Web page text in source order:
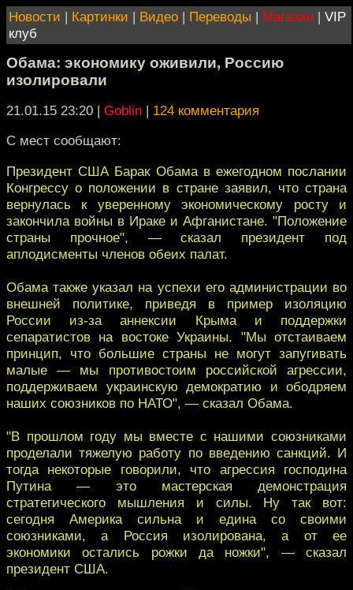
Новости | Картинки | Видео | Переводы | Магазин | VIP
клуб
Обама: экономику оживили, Россию
изолировали
21.01.15 23:20 | Goblin | 124 комментария
С мест сообщают:
Президент США Барак Обама в ежегодном послании
Конгрессу о положении в стране заявил, что страна
вернулась к уверенному экономическому росту и
закончила войны в Ираке и Афганистане. "Положение
страны прочное", — сказал президент под
аплодисменты членов обеих палат.
Обама также указал на успехи его администрации во
внешней политике, приведя в пример изоляцию
России из-за аннексии Крыма и поддержки
сепаратистов на востоке Украины. "Мы отстаиваем
принцип, что большие страны не могут запугивать
малые — мы противостоим российской агрессии,
поддерживаем украинскую демократию и ободряем
наших союзников по НАТО", — сказал Обама.
"В прошлом году мы вместе с нашими союзниками
проделали тяжелую работу по введению санкций. И
тогда некоторые говорили, что агрессия господина
Путина — это мастерская демонстрация
стратегического мышления и силы. Ну так вот:
сегодня Америка сильна и едина со своими
союзниками, а Россия изолирована, а от ее
экономики остались рожки да ножки", — сказал
президент США.